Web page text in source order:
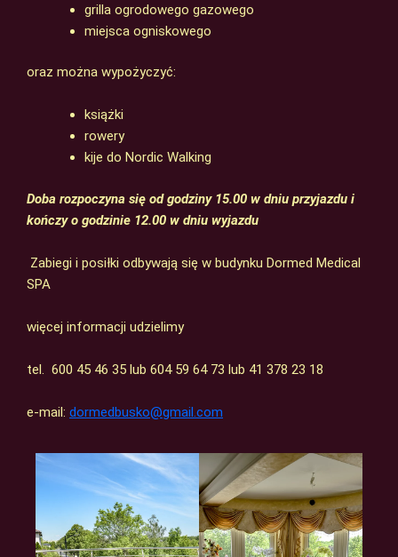
grilla ogrodowego gazowego
miejsca ogniskowego
oraz można wypożyczyć:
książki
rowery
kije do Nordic Walking
Doba rozpoczyna się od godziny 15.00 w dniu przyjazdu i
kończy o godzinie 12.00 w dniu wyjazdu
Zabiegi i posiłki odbywają się w budynku Dormed Medical
SPA
więcej informacji udzielimy
tel. 600 45 46 35 lub 604 59 64 73 lub 41 378 23 18
e-mail: dormedbusko@gmail.com